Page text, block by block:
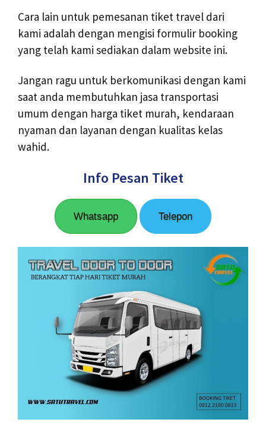
Cara lain untuk pemesanan tiket travel dari
kami adalah dengan mengisi formulir booking
yang telah kami sediakan dalam website ini.
Jangan ragu untuk berkomunikasi dengan kami
saat anda membutuhkan jasa transportasi
umum dengan harga tiket murah, kendaraan
nyaman dan layanan dengan kualitas kelas
wahid.
Info Pesan Tiket
Whatsapp Telepon